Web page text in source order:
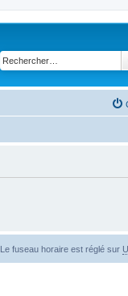
Le fuseau horaire est réglé sur